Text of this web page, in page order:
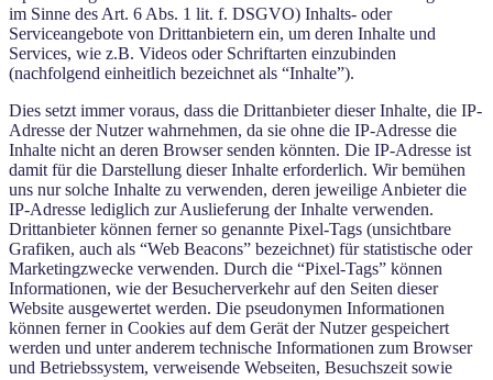
im Sinne des Art. 6 Abs. 1 lit. f. DSGVO) Inhalts- oder
Serviceangebote von Drittanbietern ein, um deren Inhalte und
Services, wie z.B. Videos oder Schriftarten einzubinden
(nachfolgend einheitlich bezeichnet als “Inhalte”).
Dies setzt immer voraus, dass die Drittanbieter dieser Inhalte, die IP-
Adresse der Nutzer wahrnehmen, da sie ohne die IP-Adresse die
Inhalte nicht an deren Browser senden könnten. Die IP-Adresse ist
damit für die Darstellung dieser Inhalte erforderlich. Wir bemühen
uns nur solche Inhalte zu verwenden, deren jeweilige Anbieter die
IP-Adresse lediglich zur Auslieferung der Inhalte verwenden.
Drittanbieter können ferner so genannte Pixel-Tags (unsichtbare
Grafiken, auch als “Web Beacons” bezeichnet) für statistische oder
Marketingzwecke verwenden. Durch die “Pixel-Tags” können
Informationen, wie der Besucherverkehr auf den Seiten dieser
Website ausgewertet werden. Die pseudonymen Informationen
können ferner in Cookies auf dem Gerät der Nutzer gespeichert
werden und unter anderem technische Informationen zum Browser
und Betriebssystem, verweisende Webseiten, Besuchszeit sowie